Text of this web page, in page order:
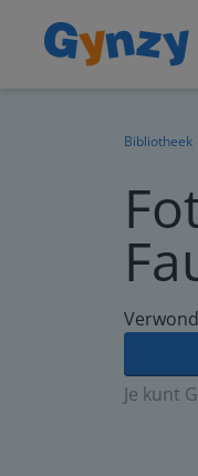
Bibliotheek
Je kunt